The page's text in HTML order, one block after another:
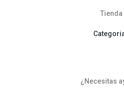
Tienda
¿Necesitas